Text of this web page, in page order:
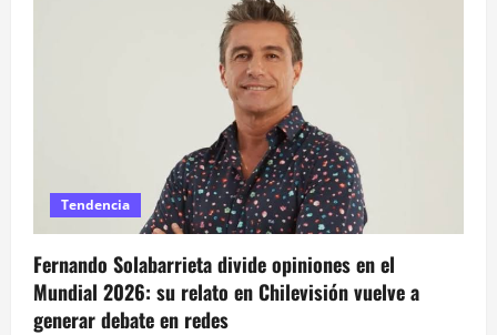
Tendencia
Fernando Solabarrieta divide opiniones en el
Mundial 2026: su relato en Chilevisión vuelve a
generar debate en redes